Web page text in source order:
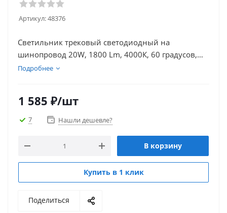
Артикул:48376
Светильник трековый светодиодный на
шинопровод 20W, 1800 Lm, 4000К, 60 градусов,
черный, AL131
Подробнее
1 585 ₽/шт
7 Нашли дешевле?
В корзину
Купить в 1 клик
Поделиться